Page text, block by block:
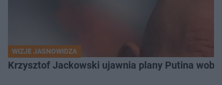
WIZJE JASNOWIDZA
Krzysztof Jackowski ujawnia plany Putina